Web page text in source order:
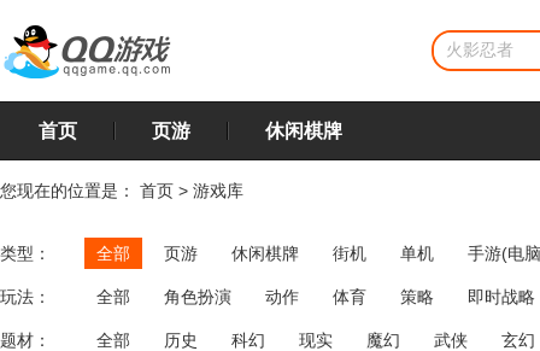
首页 页游 休闲棋牌
您现在的位置是： 首页 > 游戏库
类型： 全部 页游 休闲棋牌 街机 单机 手游(电
玩法： 全部 角色扮演 动作 体育 策略
即时战略
飞行
恋爱 第三人称射击 棋类 牌类 麻将
题材： 全部 历史 科幻 现实 魔幻 武侠 玄幻